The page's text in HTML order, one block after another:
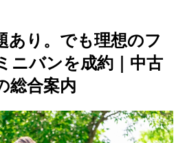
あり。でも理想のフ
ニバンを成約｜中古
総合案内